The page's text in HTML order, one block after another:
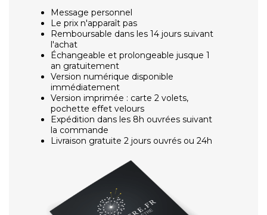
Message personnel
Le prix n'apparaît pas
Remboursable dans les 14 jours suivant
l'achat
Échangeable et prolongeable jusque 1
an gratuitement
Version numérique disponible
immédiatement
Version imprimée : carte 2 volets,
pochette effet velours
Expédition dans les 8h ouvrées suivant
la commande
Livraison gratuite 2 jours ouvrés ou 24h